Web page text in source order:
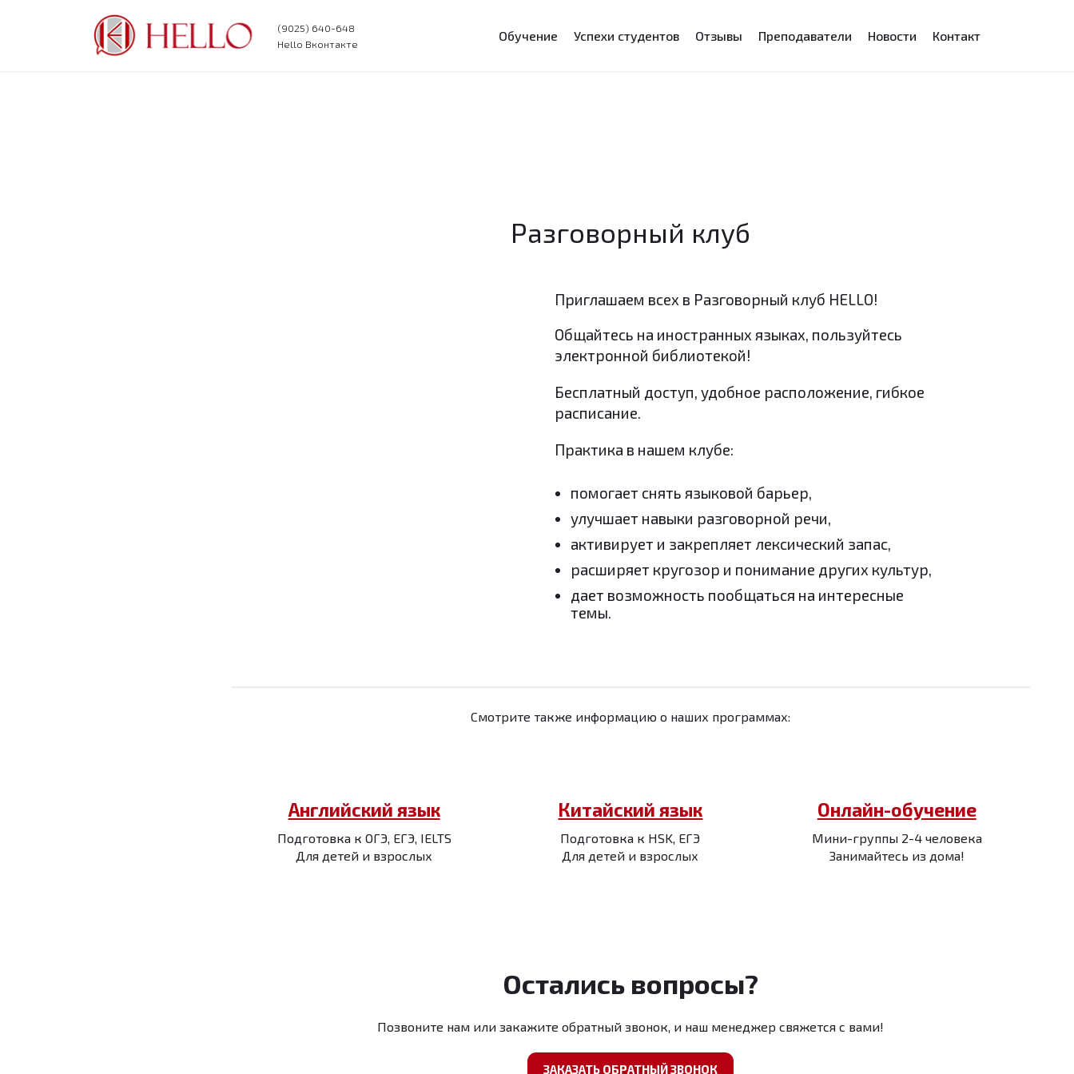
(9025) 640-648
Hello Вконтакте
Обучение Успехи студентов Отзывы Преподаватели Новости Контакт
Разговорный клуб
Приглашаем всех в Разговорный клуб HELLO!
Общайтесь на иностранных языках, пользуйтесь
электронной библиотекой!
Бесплатный доступ, удобное расположение, гибкое
расписание.
Практика в нашем клубе:
помогает снять языковой барьер,
улучшает навыки разговорной речи,
активирует и закрепляет лексический запас,
расширяет кругозор и понимание других культур,
дает возможность пообщаться на интересные
темы.
Смотрите также информацию о наших программах:
Английский язык
Подготовка к ОГЭ, ЕГЭ, IELTS
Для детей и взрослых
Китайский язык
Подготовка к HSK, ЕГЭ
Для детей и взрослых
Онлайн-обучение
Мини-группы 2-4 человека
Занимайтесь из дома!
Остались вопросы?
Позвоните нам или закажите обратный звонок, и наш менеджер свяжется с вами!
ЗАКАЗАТЬ ОБРАТНЫЙ ЗВОНОК